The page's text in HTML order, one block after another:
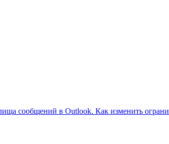
сообщений в Outlook. Как изменить